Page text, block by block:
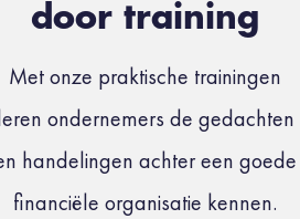
door training
Met onze praktische trainingen
ondernemers de gedachten
handelingen achter een goede
financiële organisatie kennen.